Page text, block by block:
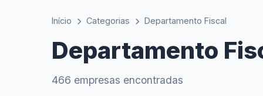
Início Categorias Departamento Fiscal
Departamento
466 empresas encontradas